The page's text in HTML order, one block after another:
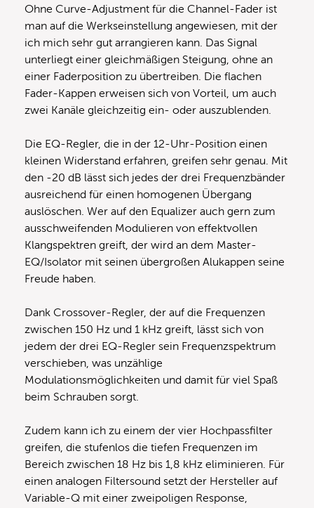
Ohne Curve-Adjustment für die Channel-Fader ist
man auf die Werkseinstellung angewiesen, mit der
ich mich sehr gut arrangieren kann. Das Signal
unterliegt einer gleichmäßigen Steigung, ohne an
einer Faderposition zu übertreiben. Die flachen
Fader-Kappen erweisen sich von Vorteil, um auch
zwei Kanäle gleichzeitig ein- oder auszublenden.
Die EQ-Regler, die in der 12-Uhr-Position einen
kleinen Widerstand erfahren, greifen sehr genau. Mit
den -20 dB lässt sich jedes der drei Frequenzbänder
ausreichend für einen homogenen Übergang
auslöschen. Wer auf den Equalizer auch gern zum
ausschweifenden Modulieren von effektvollen
Klangspektren greift, der wird an dem Master-
EQ/Isolator mit seinen übergroßen Alukappen seine
Freude haben.
Dank Crossover-Regler, der auf die Frequenzen
zwischen 150 Hz und 1 kHz greift, lässt sich von
jedem der drei EQ-Regler sein Frequenzspektrum
verschieben, was unzählige
Modulationsmöglichkeiten und damit für viel Spaß
beim Schrauben sorgt.
Zudem kann ich zu einem der vier Hochpassfilter
greifen, die stufenlos die tiefen Frequenzen im
Bereich zwischen 18 Hz bis 1,8 kHz eliminieren. Für
einen analogen Filtersound setzt der Hersteller auf
Variable-Q mit einer zweipoligen Response,